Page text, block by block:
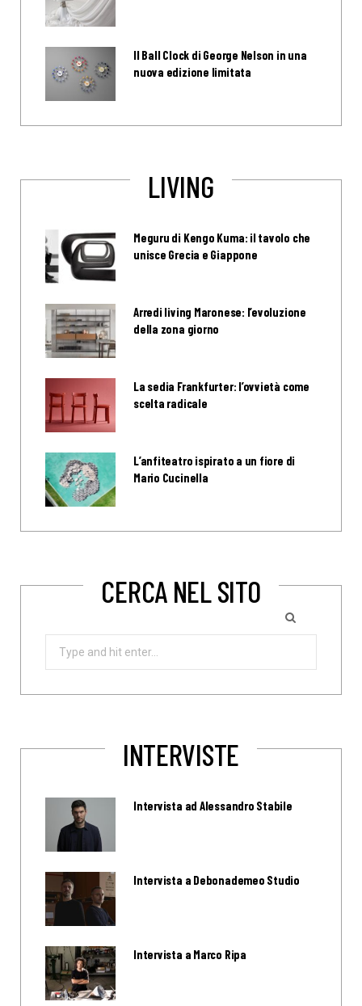
Il Ball Clock di George Nelson in una
nuova edizione limitata
LIVING
Meguru di Kengo Kuma: il tavolo che
unisce Grecia e Giappone
Arredi living Maronese: l’evoluzione
della zona giorno
La sedia Frankfurter: l’ovvietà come
scelta radicale
L’anfiteatro ispirato a un fiore di
Mario Cucinella
CERCA NEL SITO
Search
INTERVISTE
Intervista ad Alessandro Stabile
Intervista a Debonademeo Studio
Intervista a Marco Ripa